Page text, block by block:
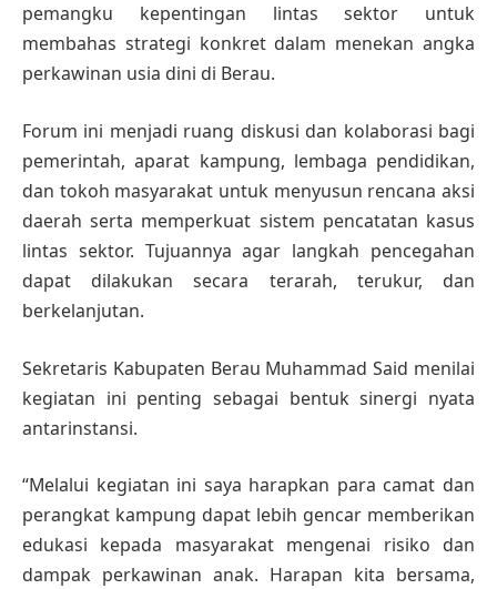
pemangku kepentingan lintas sektor untuk
membahas strategi konkret dalam menekan angka
perkawinan usia dini di Berau.
Forum ini menjadi ruang diskusi dan kolaborasi bagi
pemerintah, aparat kampung, lembaga pendidikan,
dan tokoh masyarakat untuk menyusun rencana aksi
daerah serta memperkuat sistem pencatatan kasus
lintas sektor. Tujuannya agar langkah pencegahan
dapat dilakukan secara terarah, terukur, dan
berkelanjutan.
Sekretaris Kabupaten Berau Muhammad Said menilai
kegiatan ini penting sebagai bentuk sinergi nyata
antarinstansi.
“Melalui kegiatan ini saya harapkan para camat dan
perangkat kampung dapat lebih gencar memberikan
edukasi kepada masyarakat mengenai risiko dan
dampak perkawinan anak. Harapan kita bersama,